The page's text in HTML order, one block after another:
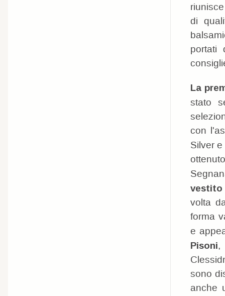
di
portati
La
stato
con
Silver e
vestito
volta
forma
e
Pisoni,
sono
anche